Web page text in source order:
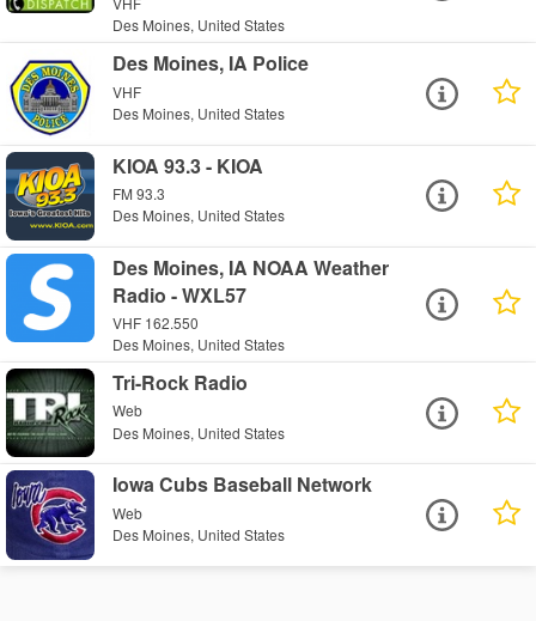
Des Moines, United States
Des Moines, IA Police
VHF
Des Moines, United States
KIOA 93.3 - KIOA
FM 93.3
Des Moines, United States
Des Moines, IA NOAA Weather
Radio - WXL57
VHF 162.550
Des Moines, United States
Tri-Rock Radio
Web
Des Moines, United States
Iowa Cubs Baseball Network
Web
Des Moines, United States